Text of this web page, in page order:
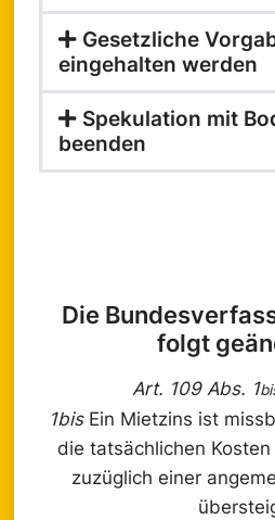
Gesetzliche
eingehalten werden
Spekulation mit
beenden
Die
folgt
Art. 109 Abs. 1
1bisEin Mietzins ist
die tatsächlichen
zuzüglich einer